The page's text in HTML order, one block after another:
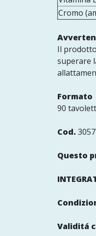
Cromo
Il
superare
Formato
90
Cod. 3057
Questo
Validitá